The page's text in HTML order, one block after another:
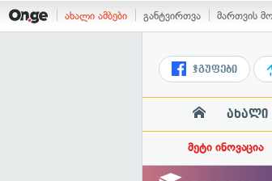
ახალი ამბები განტვირთვა მართვის
ჯგუფები
ახალი
მეტი ინოვაცია